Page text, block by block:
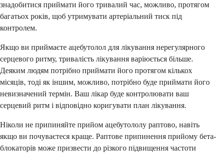
знадобитися приймати його тривалий час, можливо, протягом
багатьох років, щоб утримувати артеріальний тиск під
контролем.
Якщо ви приймаєте ацебутолол для лікування нерегулярного
серцевого ритму, тривалість лікування варіюється більше.
Деяким людям потрібно приймати його протягом кількох
місяців, тоді як іншим, можливо, потрібно буде приймати його
невизначений термін. Ваш лікар буде контролювати ваш
серцевий ритм і відповідно коригувати план лікування.
Ніколи не припиняйте прийом ацебутололу раптово, навіть
якщо ви почуваєтеся краще. Раптове припинення прийому бета-
блокаторів може призвести до різкого підвищення частоти